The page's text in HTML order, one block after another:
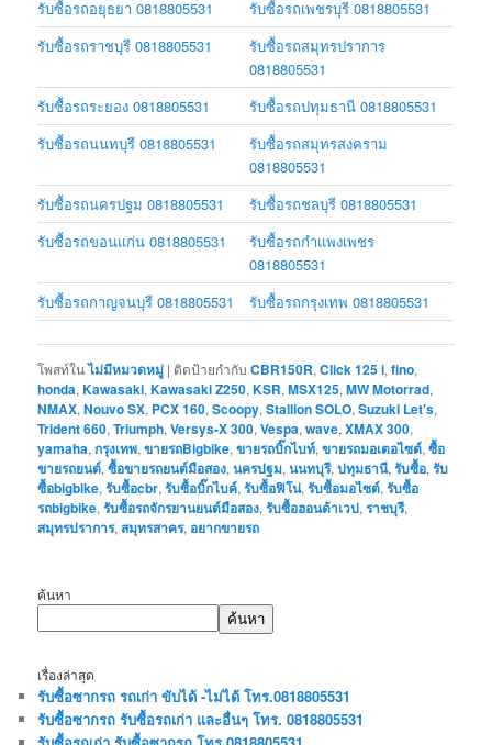
รับซื้อรถอยุธยา 0818805531
รับซื้อรถเพชรบุรี 0818805531
รับซื้อรถราชบุรี 0818805531
รับซื้อรถสมุทรปราการ
0818805531
รับซื้อรถระยอง 0818805531
รับซื้อรถปทุมธานี 0818805531
รับซื้อรถนนทบุรี 0818805531
รับซื้อรถสมุทรสงคราม
0818805531
รับซื้อรถนครปฐม 0818805531
รับซื้อรถชลบุรี 0818805531
รับซื้อรถขอนแก่น 0818805531
รับซื้อรถกำแพงเพชร
0818805531
รับซื้อรถกาญจนบุรี 0818805531
รับซื้อรถกรุงเทพ 0818805531
โพสท์ในไม่มีหมวดหมู่ | ติดป้ายกำกับ CBR150R,Click 125 i,fino,
honda,Kawasaki,Kawasaki Z250,KSR,MSX125,MW Motorrad,
NMAX,Nouvo SX, PCX 160,Scoopy,Stallion SOLO,Suzuki Let's,
Trident 660,Triumph,Versys-X 300,Vespa,wave,XMAX 300,
yamaha,กรุงเทพ,ขายรถBigbike,ขายรถบิ๊กไบท์,ขายรถมอเตอไซต์,ซื้อ
ขายรถยนต์,ซื้อขายรถยนต์มือสอง,นครปฐม,นนทบุรี,ปทุมธานี,รับซื้อ,รับ
ซื้อbigbike,รับซื้อcbr,รับซื้อบิ๊กไบค์,รับซื้อฟิโน่,รับซื้อมอไซต์,รับซื้อ
รถbigbike,รับซื้อรถจักรยานยนต์มือสอง,รับซื้อฮอนด้าเวป,ราชบุรี,
สมุทรปราการ, สมุทรสาคร, อยากขายรถ
ค้นหา
ค้นหา
เรื่องล่าสุด
รับซื้อซากรถ รถเก่า ขับได้ -ไม่ได้ โทร.0818805531
รับซื้อซากรถ รับซื้อรถเก่า และอื่นๆ โทร. 0818805531